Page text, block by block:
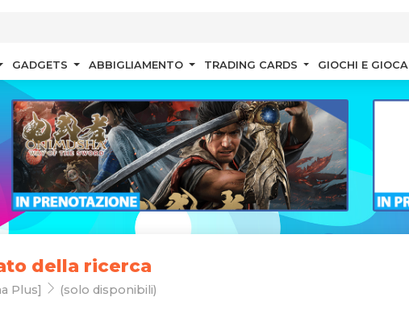
GADGETS ABBIGLIAMENTO TRADING CARDS GIOCHI E
della ricerca
Plus] (solo disponibili)